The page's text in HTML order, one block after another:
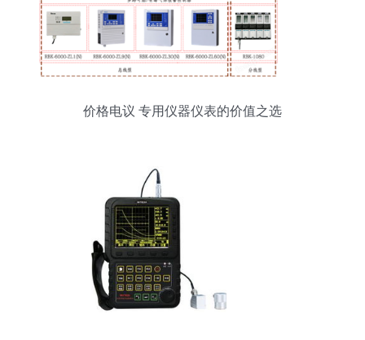
价格电议 专用仪器仪表的价值之选